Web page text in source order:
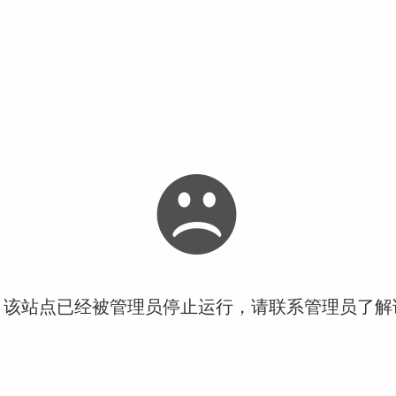
站点已经被管理员停止运行，请联系管理员了